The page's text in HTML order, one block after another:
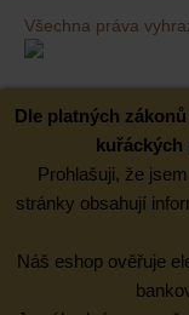
Všechna práva
Dle platných
kuřáckých
Prohlašuji, že
stránky obsahují
Náš eshop ověřuje